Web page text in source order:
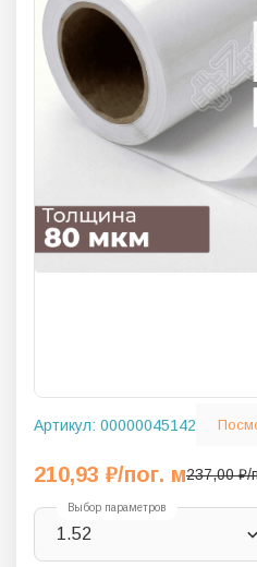
Артикул: 00000045142
210,93 ₽/пог. м237,00₽/
Выбор параметров
1.52